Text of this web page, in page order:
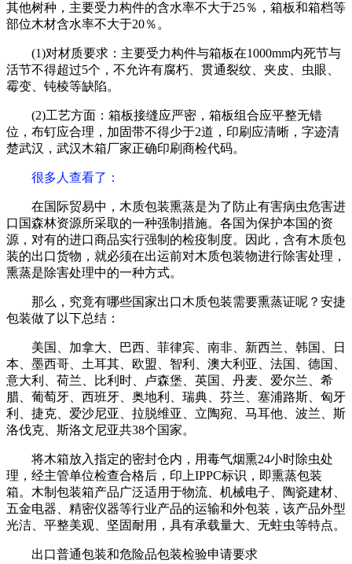
其他树种，主要受力构件的含水率不大于25％，箱板和箱档等
部位木材含水率不大于20％。
(1)对材质要求：主要受力构件与箱板在1000mm内死节与
活节不得超过5个，不允许有腐朽、贯通裂纹、夹皮、虫眼、
霉变、钝棱等缺陷。
(2)工艺方面：箱板接缝应严密，箱板组合应平整无错
位，布钉应合理，加固带不得少于2道，印刷应清晰，字迹清
楚武汉，武汉木箱厂家正确印刷商检代码。
很多人查看了 ：
在国际贸易中，木质包装熏蒸是为了防止有害病虫危害进
口国森林资源所采取的一种强制措施。各国为保护本国的资
源，对有的进口商品实行强制的检疫制度。因此，含有木质包
装的出口货物，就必须在出运前对木质包装物进行除害处理，
熏蒸是除害处理中的一种方式。
那么，究竟有哪些国家出口木质包装需要熏蒸证呢？安捷
包装做了以下总结：
美国、加拿大、巴西、菲律宾、南非、新西兰、韩国、日
本、墨西哥、土耳其、欧盟、智利、澳大利亚、法国、德国、
意大利、荷兰、比利时、卢森堡、英国、丹麦、爱尔兰、希
腊、葡萄牙、西班牙、奥地利、瑞典、芬兰、塞浦路斯、匈牙
利、捷克、爱沙尼亚、拉脱维亚、立陶宛、马耳他、波兰、斯
洛伐克、斯洛文尼亚共38个国家。
将木箱放入指定的密封仓内，用毒气烟熏24小时除虫处
理，经主管单位检查合格后，印上IPPC标识，即熏蒸包装
箱。木制包装箱产品广泛适用于物流、机械电子、陶瓷建材、
五金电器、精密仪器等行业产品的运输和外包装，该产品外型
光洁、平整美观、坚固耐用，具有承载量大、无蛀虫等特点。
出口普通包装和危险品包装检验申请要求